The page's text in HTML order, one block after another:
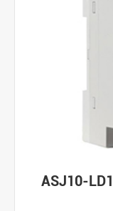
ASJ10-